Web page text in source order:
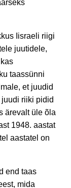
Iisraeli riigi
juutidele,
taassünni
et juudid
riiki pidid
ärevalt üle õla
1948. aastat
aastatel on
end taas
mida